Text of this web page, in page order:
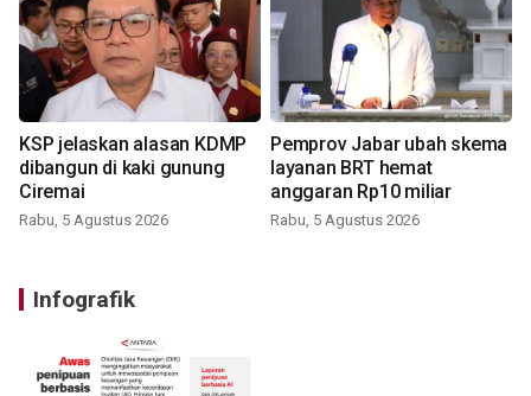
KSP jelaskan alasan KDMP
dibangun di kaki gunung
Ciremai
Rabu, 5 Agustus 2026
Pemprov Jabar ubah skema
layanan BRT hemat
anggaran Rp10 miliar
Rabu, 5 Agustus 2026
Infografik